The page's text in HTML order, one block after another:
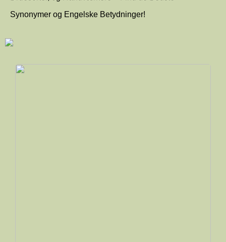
Synonymer og Engelske Betydninger!